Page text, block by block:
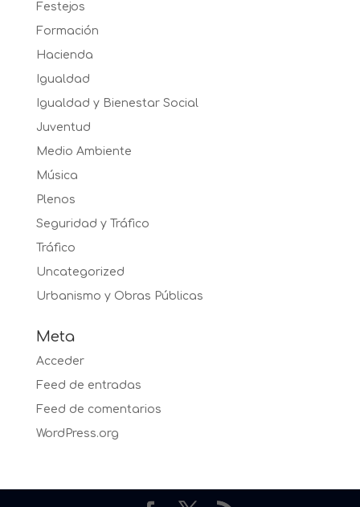
Festejos
Formación
Hacienda
Igualdad
Igualdad y Bienestar Social
Juventud
Medio Ambiente
Música
Plenos
Seguridad y Tráfico
Tráfico
Uncategorized
Urbanismo y Obras Públicas
Meta
Acceder
Feed de entradas
Feed de comentarios
WordPress.org